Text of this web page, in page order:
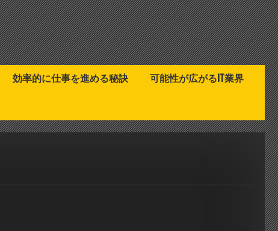
効率的に仕事を進める秘訣 可能性が広がるIT業界